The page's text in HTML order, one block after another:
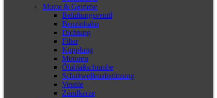
Motor & Getriebe
Belüftungsventil
Benzinhahn
Dichtung
Filter
Kupplung
Motoren
Ölablaßschraube
Schaltwellenabstützung
Ventile
Zündkerze